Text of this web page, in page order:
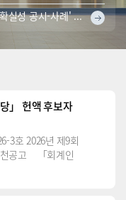
K-IFRS 개정 공개초안 '재무제표에서의 불확실성 공시-사례' 검토의견 조회(마감일:2026-09-08)
」 헌액 후보자
제9회
회계인